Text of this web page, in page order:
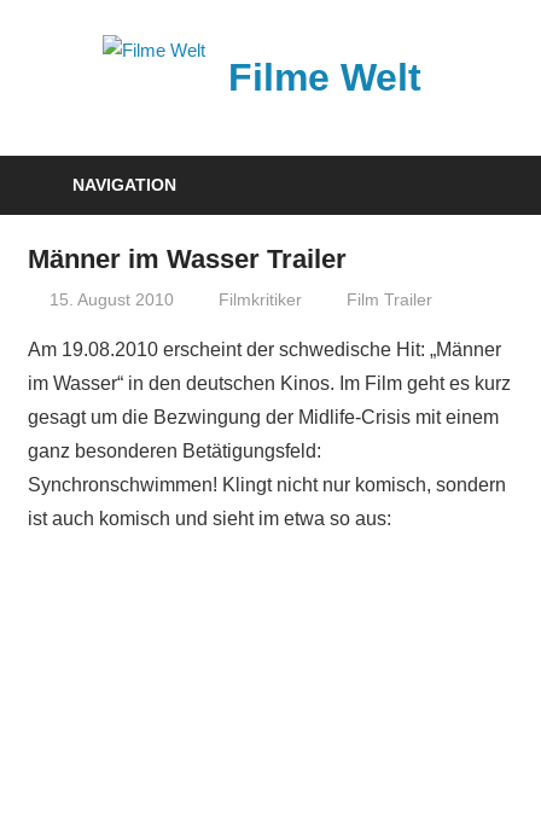
Filme Welt
aktuellen
Kinofilmen
NAVIGATION
Männer im Wasser Trailer
15. August 2010 Filmkritiker Film Trailer
Am 19.08.2010 erscheint der schwedische Hit: „Männer
im Wasser“ in den deutschen Kinos. Im Film geht es kurz
gesagt um die Bezwingung der Midlife-Crisis mit einem
ganz besonderen Betätigungsfeld:
Synchronschwimmen! Klingt nicht nur komisch, sondern
ist auch komisch und sieht im etwa so aus: